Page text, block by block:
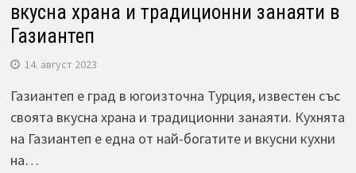
вкусна храна и традиционни занаяти в
Газиантеп
14. август 2023
Газиантеп е град в югоизточна Турция, известен със
своята вкусна храна и традиционни занаяти. Кухнята
на Газиантеп е една от най-богатите и вкусни кухни
на…